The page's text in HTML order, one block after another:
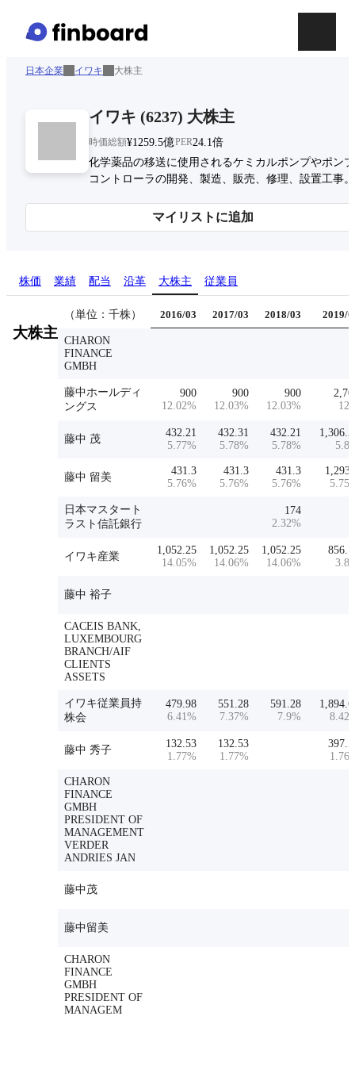
日本企業 イワキ 大株主
イワキ (6237) 大株主
時価総額¥1259.5億PER24.1倍
化学薬品の移送に使用されるケミカルポンプやポン
コントローラの開発、製造、販売、修理、設置工事。
マイリストに追加
株価 業績 配当 沿革 大株主 従業員
大株主
（単位：千株） 2016/03 2017/03 2018/03 2019/
CHARON
FINANCE
GMBH
藤中ホールディ
ングス
900
12.02%
900
12.03%
900
12.03%
12
藤中 茂
432.21
5.77%
432.31
5.78%
432.21
5.78%
5.8
藤中 留美
431.3
5.76%
431.3
5.76%
431.3
5.76%
5.75
日本マスタート
ラスト信託銀行
174
2.32%
イワキ産業
1,052.25
14.05%
1,052.25
14.06%
1,052.25
14.06%
3.8
藤中 裕子
CACEIS BANK,
LUXEMBOURG
BRANCH/AIF
CLIENTS
ASSETS
イワキ従業員持
株会
479.98
6.41%
551.28
7.37%
591.28
7.9%
8.42
藤中 秀子
132.53
1.77%
132.53
1.77%
1.76
CHARON
FINANCE
GMBH
PRESIDENT OF
MANAGEMENT
VERDER
ANDRIES JAN
藤中茂
藤中留美
CHARON
FINANCE
GMBH
PRESIDENT OF
MANAGEM